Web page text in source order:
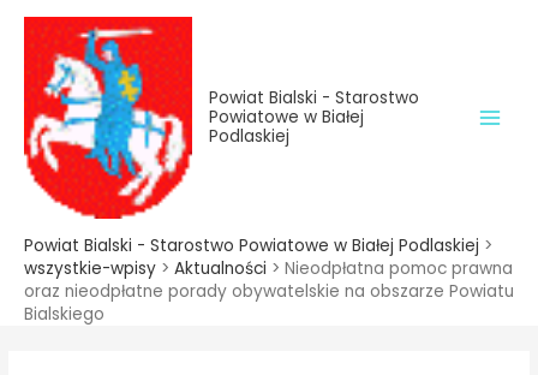
treści
Przejdź
treści
Powiat Bialski - Starostwo
Powiatowe w Białej
Podlaskiej
Powiat Bialski - Starostwo Powiatowe w Białej Podlaskiej >
wszystkie-wpisy > Aktualności > Nieodpłatna pomoc prawna
oraz nieodpłatne porady obywatelskie na obszarze Powiatu
Bialskiego